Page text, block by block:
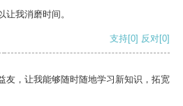
让我消磨时间。
支持[0] 反对[0]
友，让我能够随时随地学习新知识，拓宽